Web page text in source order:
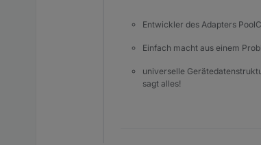
Entwickler des Adapters
Einfach macht aus einem
universelle
sagt alles!